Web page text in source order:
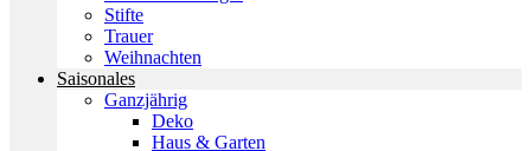
Stifte
Trauer
Weihnachten
Saisonales
Ganzjährig
Deko
Haus & Garten